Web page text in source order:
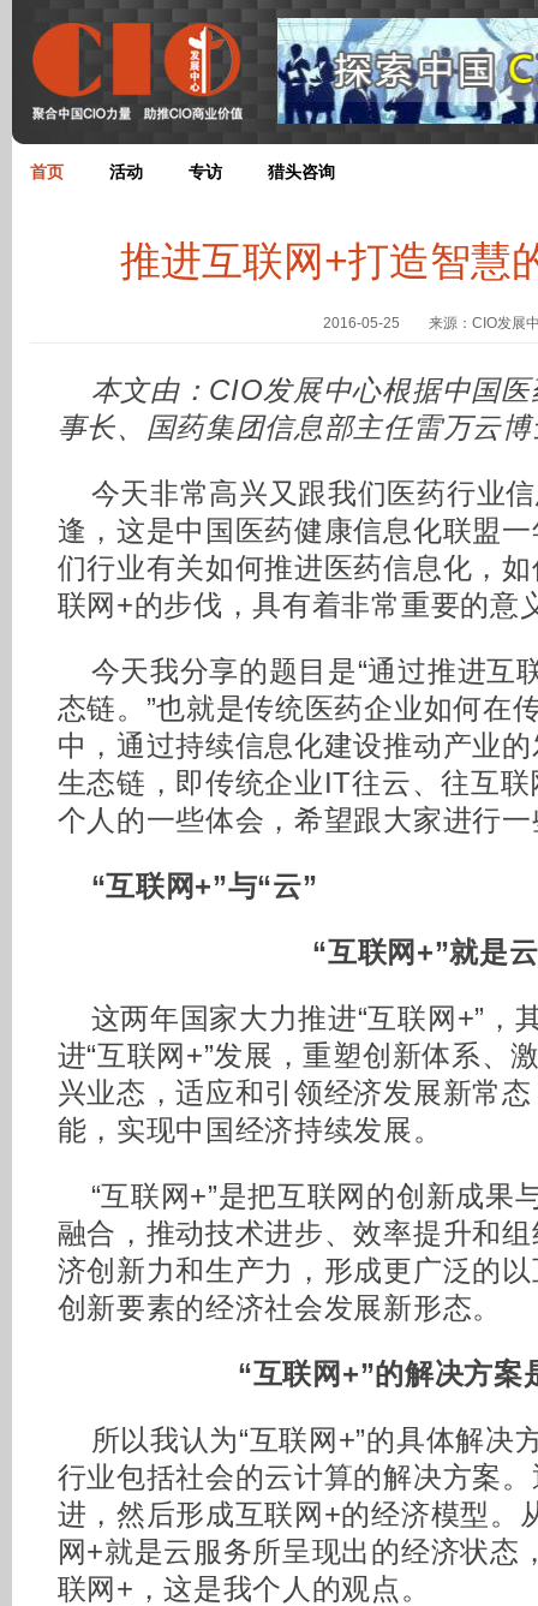
首页 活动 专访 猎头咨询
推进互联网+打造智慧
2016-05-25 来源：CIO发展
本文由：CIO发展中心根据中国
事长、国药集团信息部主任雷万云
今天非常高兴又跟我们医药行业
逢，这是中国医药健康信息化联盟
们行业有关如何推进医药信息化，
联网+的步伐，具有着非常重要的意
今天我分享的题目是“通过推进互
态链。”也就是传统医药企业如何在
中，通过持续信息化建设推动产业
生态链，即传统企业IT往云、往互
个人的一些体会，希望跟大家进行
“互联网+”与“云”
“互联网+”就是
这两年国家大力推进“互联网+”，
进“互联网+”发展，重塑创新体系、
兴业态，适应和引领经济发展新常
能，实现中国经济持续发展。
“互联网+”是把互联网的创新成果
融合，推动技术进步、效率提升和
济创新力和生产力，形成更广泛的
创新要素的经济社会发展新形态。
“互联网+”的解决方案
所以我认为“互联网+”的具体解决
行业包括社会的云计算的解决方案
进，然后形成互联网+的经济模型。
网+就是云服务所呈现出的经济状态
联网+，这是我个人的观点。